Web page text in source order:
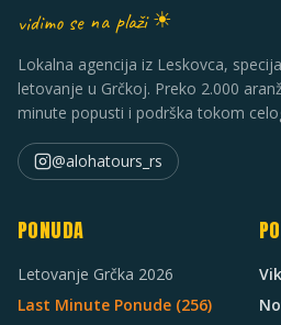
vidimo se na plaži ☀
Lokalna agencija iz Leskovca,
letovanje u Grčkoj. Preko 2.000
minute popusti i podrška tokom
@alohatours_rs
PONUDA
Letovanje Grčka 2026
Last Minute Ponude (256)